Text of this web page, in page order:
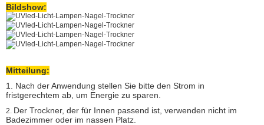
Bildshow:
Mitteilung:
1. Nach der Anwendung stellen Sie bitte den Strom in
fristgerechtem ab, um Energie zu sparen.
2. Der Trockner, der für Innen passend ist, verwenden nicht im
Badezimmer oder im nassen Platz.